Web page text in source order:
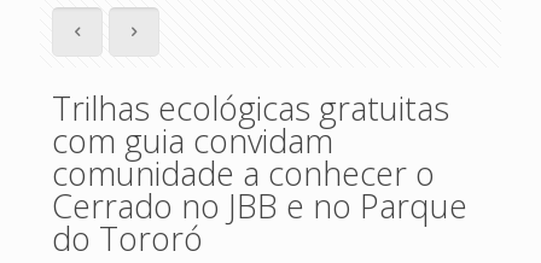
Trilhas ecológicas gratuitas
com guia convidam
comunidade a conhecer o
Cerrado no JBB e no Parque
do Tororó